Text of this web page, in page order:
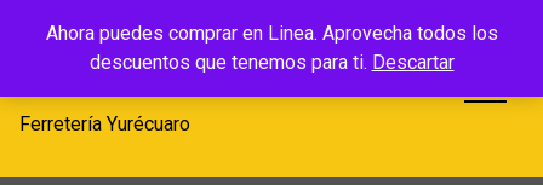
Ahora puedes comprar en Linea. Aprovecha todos los
descuentos que tenemos para ti. Descartar
Ferretería
Yurécuaro
Ferretería Yurécuaro